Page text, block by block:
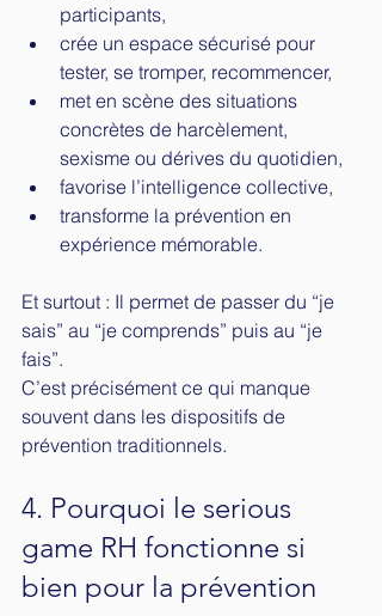
participants,
crée un espace sécurisé pour
tester, se tromper, recommencer,
met en scène des situations
concrètes de harcèlement,
sexisme ou dérives du quotidien,
favorise l’intelligence collective,
transforme la prévention en
expérience mémorable.
Et surtout : Il permet de passer du “je
sais” au “je comprends” puis au “je
fais”.
C’est précisément ce qui manque
souvent dans les dispositifs de
prévention traditionnels.
4. Pourquoi le serious
game RH fonctionne si
bien pour la prévention